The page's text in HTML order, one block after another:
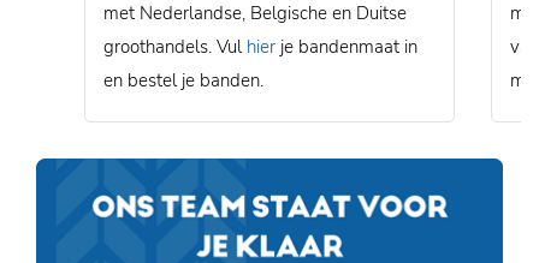
met Nederlandse, Belgische en Duitse
groothandels. Vul hier je bandenmaat in
en bestel je banden.